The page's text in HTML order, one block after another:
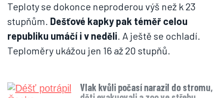
Teploty se dokonce neproderou výš než k 23
stupňům. Dešťové kapky pak téměř celou
republiku umáčí i v neděli. A ještě se ochladí.
Teploměry ukážou jen 16 až 20 stupňů.
Vlak kvůli počasí narazil do stromu,